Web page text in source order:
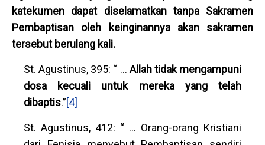
katekumen dapat diselamatkan tanpa Sakramen
Pembaptisan oleh keinginannya akan sakramen
tersebut berulang kali.
St. Agustinus, 395: “ …Allah tidak mengampuni
dosa kecuali untuk mereka yang telah
dibaptis.”[4]
St. Agustinus, 412: “ … Orang-orang Kristiani